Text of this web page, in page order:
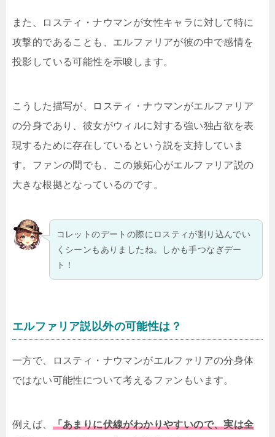
また、ロスティ・ナウマンが女性キャラに対して特に
攻撃的であることも、エルファリアが彼の中で感情を
投影している可能性を示唆します。
こうした描写が、ロスティ・ナウマンがエルファリア
の分身であり、彼女がウィルに対する強い独占欲を表
現するために存在しているという説を支持していま
す。ファンの間でも、この嫉妬心がエルファリア説の
大きな根拠となっているのです。
コレットのデートの際にロスティが割り込んでい
くシーンもありましたね。しかも手つなぎデー
ト！
エルファリア説以外の可能性は？
一方で、ロスティ・ナウマンがエルファリアの分身体
ではない可能性について考えるファンもいます。
例えば、 「あまりに伏線がわかりやすいので、実は全